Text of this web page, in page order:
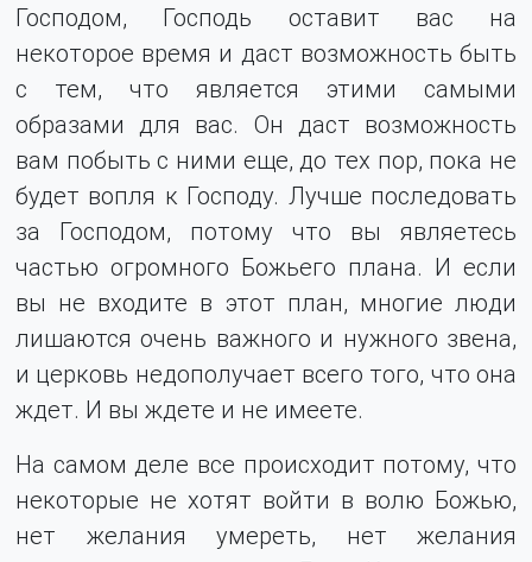
Господом, Господь оставит вас на
некоторое время и даст возможность быть
с тем, что является этими самыми
образами для вас. Он даст возможность
вам побыть с ними еще, до тех пор, пока не
будет вопля к Господу. Лучше последовать
за Господом, потому что вы являетесь
частью огромного Божьего плана. И если
вы не входите в этот план, многие люди
лишаются очень важного и нужного звена,
и церковь недополучает всего того, что она
ждет. И вы ждете и не имеете.
На самом деле все происходит потому, что
некоторые не хотят войти в волю Божью,
нет желания умереть, нет желания